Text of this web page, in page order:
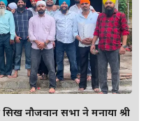
नौजवान सभा ने मनाया श्री